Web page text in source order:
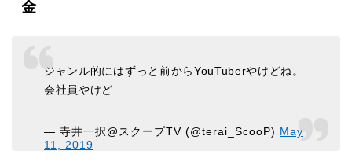
金
ジャンル的にはずっと前からYouTuberやけどね。
会社員やけど
— 寺井一択@スクープTV (@terai_ScooP) May
11, 2019